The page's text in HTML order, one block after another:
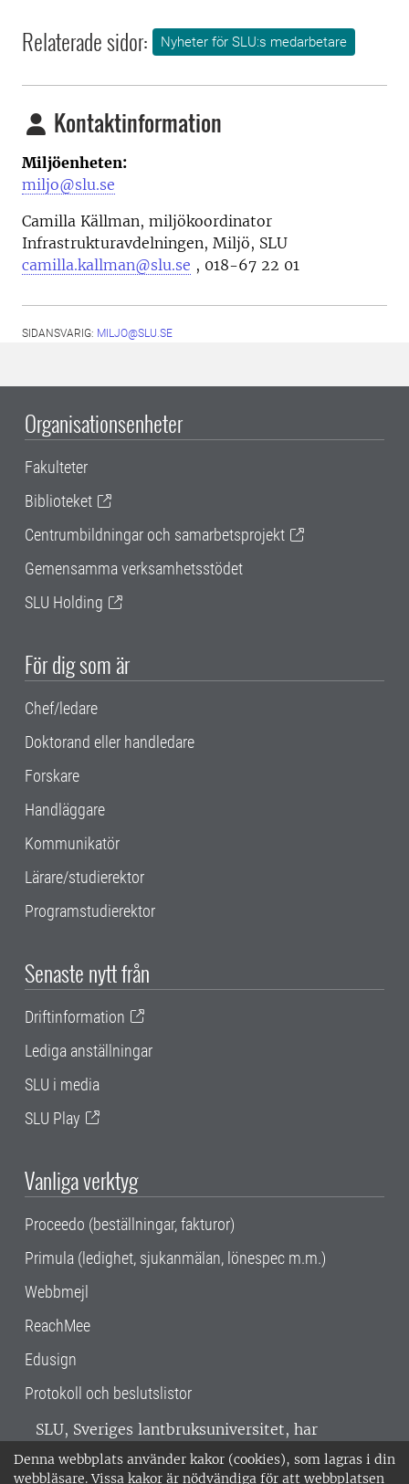
Denna webbplats använder kakor (cookies), som lagras i din
webbläsare. Vissa kakor är nödvändiga för att webbplatsen
Relaterade sidor: Nyheter för SLU:s medarbetare
Kontaktinformation
Miljöenheten:
miljo@slu.se
Camilla Källman, miljökoordinator
Infrastrukturavdelningen, Miljö, SLU
camilla.kallman@slu.se , 018-67 22 01
SIDANSVARIG: MILJO@SLU.SE
Organisationsenheter
Fakulteter
Biblioteket
Centrumbildningar och samarbetsprojekt
Gemensamma verksamhetsstödet
SLU Holding
För dig som är
Chef/ledare
Doktorand eller handledare
Forskare
Handläggare
Kommunikatör
Lärare/studierektor
Programstudierektor
Senaste nytt från
Driftinformation
Lediga anställningar
SLU i media
SLU Play
Vanliga verktyg
Proceedo (beställningar, fakturor)
Primula (ledighet, sjukanmälan, lönespec m.m.)
Webbmejl
ReachMee
Edusign
Protokoll och beslutslistor
SLU, Sveriges lantbruksuniversitet, har
verksamhet över hela Sverige. Huvudorter är
Alnarp, Uppsala och Umeå.SLU är